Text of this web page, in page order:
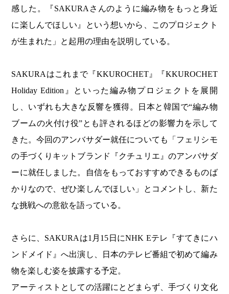
感した。『SAKURAさんのように編み物をもっと身近
に楽しんでほしい』という想いから、このプロジェクト
が生まれた」と起用の理由を説明している。
SAKURAはこれまで『KKUROCHET』『KKUROCHET
Holiday Edition』といった編み物プロジェクトを展開
し、いずれも大きな反響を獲得。日本と韓国で“編み物
ブームの火付け役”とも評されるほどの影響力を示して
きた。今回のアンバサダー就任についても「フェリシモ
の手づくりキットブランド『クチュリエ』のアンバサダ
ーに就任しました。自信をもっておすすめできるものば
かりなので、ぜひ楽しんでほしい」とコメントし、新た
な挑戦への意欲を語っている。
さらに、SAKURAは1月15日にNHK Eテレ『すてきにハ
ンドメイド』へ出演し、日本のテレビ番組で初めて編み
物を楽しむ姿を披露する予定。
アーティストとしての活躍にとどまらず、手づくり文化